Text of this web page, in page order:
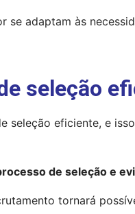
se adaptam às
seleção
seleção eficiente, e
de seleção e
tornará